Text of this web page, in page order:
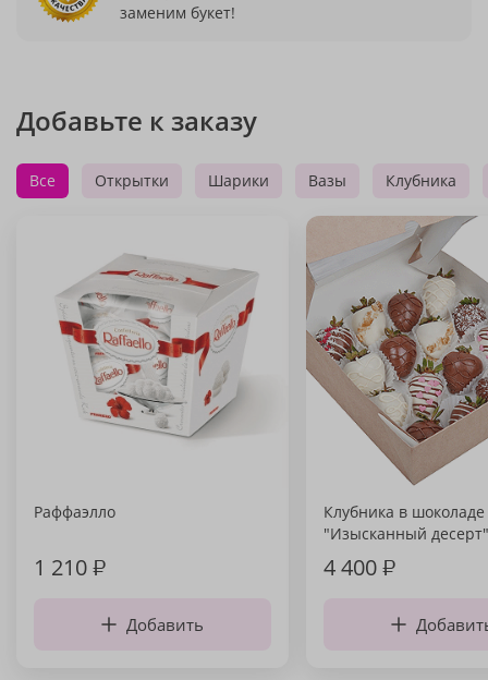
заменим букет!
Добавьте к заказу
Все Открытки Шарики Вазы Клубника
Раффаэлло
1 210₽
Добавить
Клубника в шоколаде
"Изысканный десерт"
4 400₽